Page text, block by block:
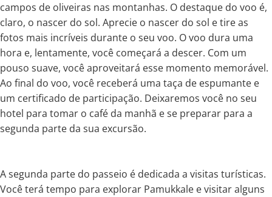
campos de oliveiras nas montanhas. O destaque do voo é,
claro, o nascer do sol. Aprecie o nascer do sol e tire as
fotos mais incríveis durante o seu voo. O voo dura uma
hora e, lentamente, você começará a descer. Com um
pouso suave, você aproveitará esse momento memorável.
Ao final do voo, você receberá uma taça de espumante e
um certificado de participação. Deixaremos você no seu
hotel para tomar o café da manhã e se preparar para a
segunda parte da sua excursão.
A segunda parte do passeio é dedicada a visitas turísticas.
Você terá tempo para explorar Pamukkale e visitar alguns